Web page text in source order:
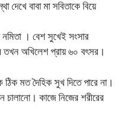
বাবা মা সবিতাকে বিয়ে
। বেশ সুখেই সংসার
অখিলেশ প্রায় ৬০ বৎসর।
ঠিক মত দৈহিক সুখ দিতে পারে না।
চালানো। কাজে নিজের শরীরের